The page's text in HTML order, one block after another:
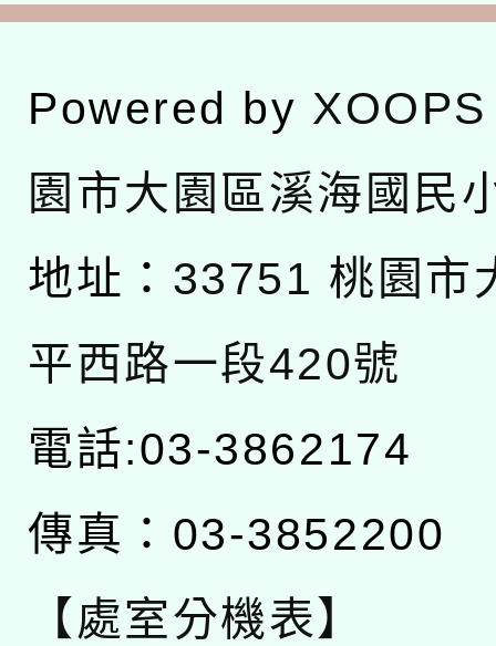
Powered by XOOPS
園市大園區溪海國民
地址： 33751 桃園市
平西路一段420號
電話:03-3862174
傳真：03-3852200
【處室分機表】